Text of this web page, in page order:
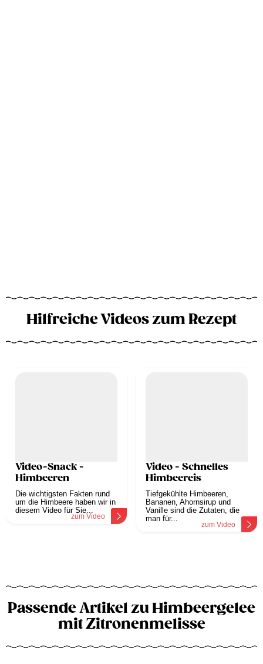
Hilfreiche Videos zum Rezept
Video-Snack -
Himbeeren
Die wichtigsten Fakten rund
um die Himbeere haben wir in
diesem Video für Sie...
zum Video
Video - Schnelles
Himbeereis
Tiefgekühlte Himbeeren,
Bananen, Ahornsirup und
Vanille sind die Zutaten, die
man für...
zum Video
Passende Artikel zu Himbeergelee
mit Zitronenmelisse